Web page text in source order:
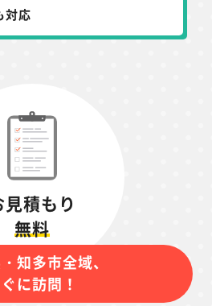
対応
見積もり
無料
知多市全域、
に訪問！